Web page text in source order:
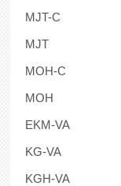
MJT-C
MJT
MOH-C
MOH
EKM-VA
KG-VA
KGH-VA